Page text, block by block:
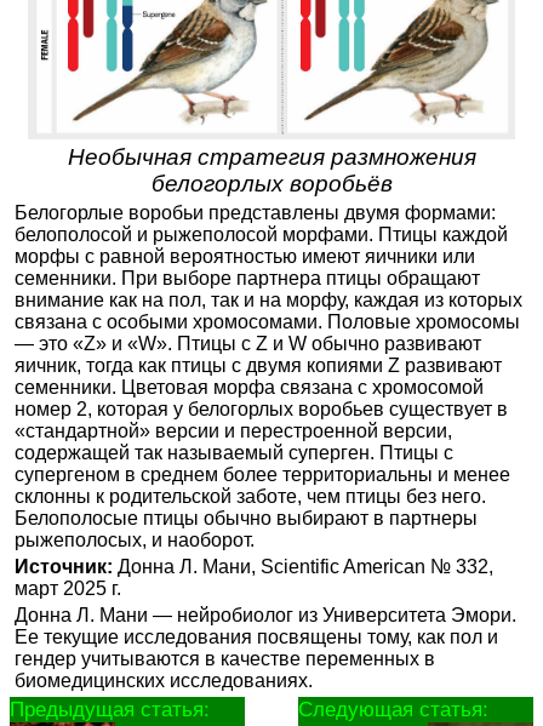
Необычная стратегия размножения
белогорлых воробьёв
Белогорлые воробьи представлены двумя формами:
белополосой и рыжеполосой морфами. Птицы каждой
морфы с равной вероятностью имеют яичники или
семенники. При выборе партнера птицы обращают
внимание как на пол, так и на морфу, каждая из которых
связана с особыми хромосомами. Половые хромосомы
— это «Z» и «W». Птицы с Z и W обычно развивают
яичник, тогда как птицы с двумя копиями Z развивают
семенники. Цветовая морфа связана с хромосомой
номер 2, которая у белогорлых воробьев существует в
«стандартной» версии и перестроенной версии,
содержащей так называемый суперген. Птицы с
супергеном в среднем более территориальны и менее
склонны к родительской заботе, чем птицы без него.
Белополосые птицы обычно выбирают в партнеры
рыжеполосых, и наоборот.
Источник: Донна Л. Мани, Scientific American № 332,
март 2025 г.
Донна Л. Мани — нейробиолог из Университета Эмори.
Ее текущие исследования посвящены тому, как пол и
гендер учитываются в качестве переменных в
биомедицинских исследованиях.
Предыдущая статья:
Следующая статья: